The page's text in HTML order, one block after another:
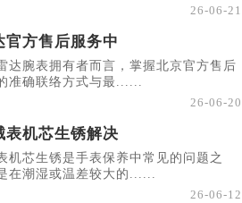
26-06-21
官方售后服务中
达腕表拥有者而言，掌握北京官方售后
准确联络方式与最......
26-06-20
表机芯生锈解决
机芯生锈是手表保养中常见的问题之
在潮湿或温差较大的......
26-06-12